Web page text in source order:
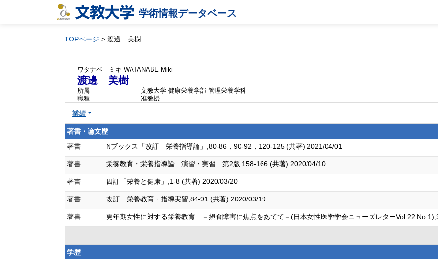
学術情報データベース
TOPページ > 渡邊 美樹
ワタナベ ミキ WATANABE Miki
渡邊 美樹
所属
文教大学 健康栄養学部 管理栄養学科
職種
准教授
業績
著書・論文歴
著書
Nブックス「改訂 栄養指導論」,80-86，90-92，120-125 (共著) 2021/04/01
著書 栄養教育・栄養指導論 演習・実習 第2版,158-166 (共著) 2020/04/10
著書 四訂「栄養と健康」,1-8 (共著) 2020/03/20
著書 改訂 栄養教育・指導実習,84-91 (共著) 2020/03/19
著書 更年期女性に対する栄養教育 －摂食障害に焦点をあてて－(日本女性医学学会ニューズレター
学歴